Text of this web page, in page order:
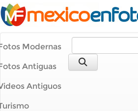
Modernas
Antiguas
Antiguos